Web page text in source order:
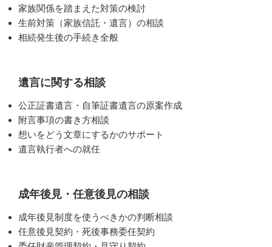
家族関係を踏まえた対策の検討
生前対策（家族信託・遺言）の相談
相続発生後の手続き全般
遺言に関する相談
公正証書遺言・自筆証書遺言の原案作成
附言事項の書き方相談
想いをどう文章にするかのサポート
遺言執行者への就任
成年後見・任意後見の相談
成年後見制度を使うべきかの判断相談
任意後見契約・死後事務委任契約